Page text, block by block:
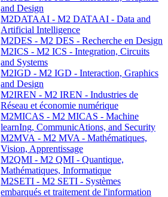
and Design
M2DATAAI - M2 DATAAI - Data and
Artificial Intelligence
M2DES - M2 DES - Recherche en Design
M2ICS - M2 ICS - Integration, Circuits
and Systems
M2IGD - M2 IGD - Interaction, Graphics
and Design
M2IREN - M2 IREN - Industries de
Réseau et économie numérique
M2MICAS - M2 MICAS - Machine
learnIng, CommunicAtions, and Security
M2MVA - M2 MVA - Mathématiques,
Vision, Apprentissage
M2QMI - M2 QMI - Quantique,
Mathématiques, Informatique
M2SETI - M2 SETI - Systèmes
embarqués et traitement de l'information